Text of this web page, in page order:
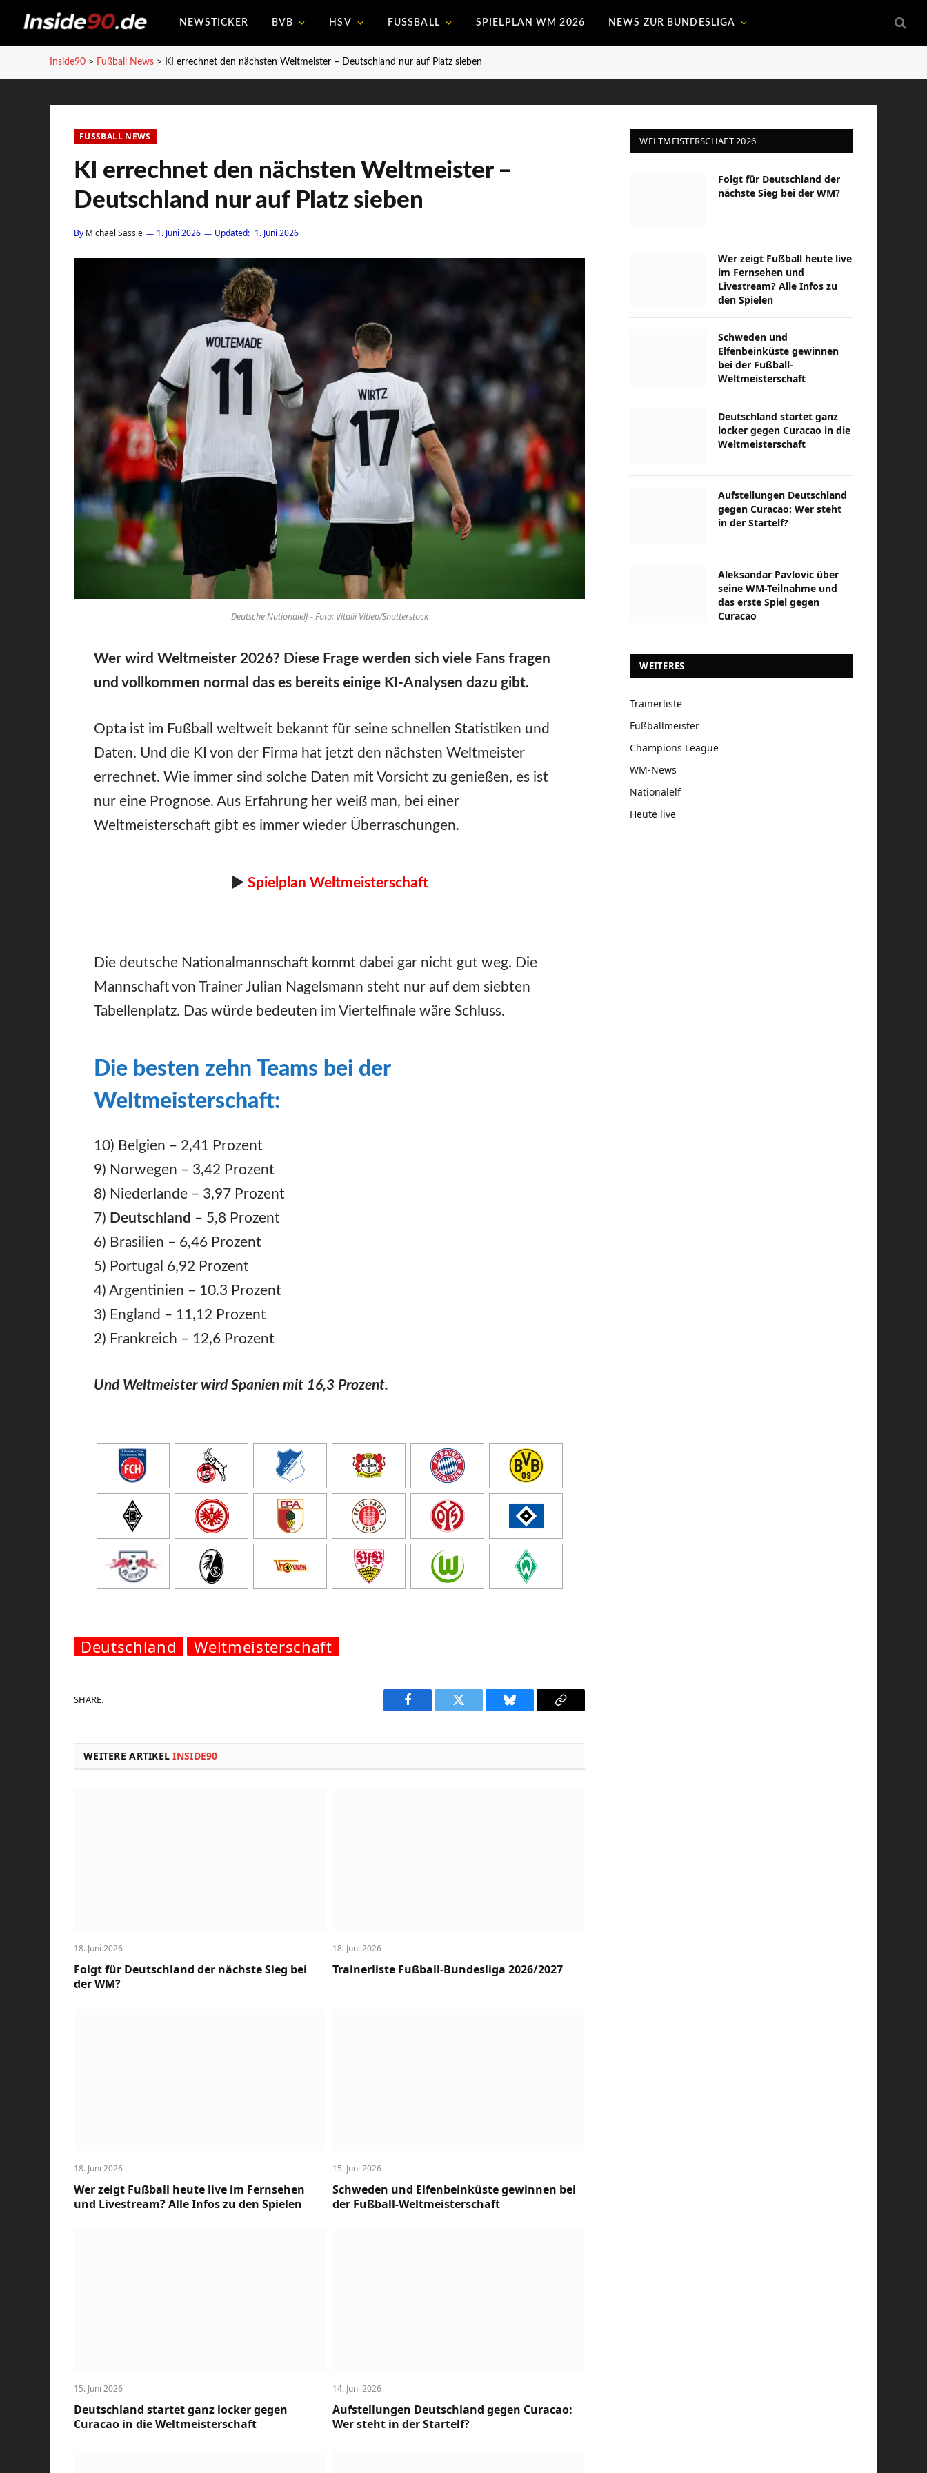
NEWSTICKER BVB HSV FUSSBALL SPIELPLAN WM 2026 NEWS ZUR BUNDESLIGA
Inside90 > Fußball News > KI errechnet den nächsten Weltmeister – Deutschland nur auf Platz sieben
FUSSBALL NEWS
KI errechnet den nächsten Weltmeister –
Deutschland nur auf Platz sieben
By Michael Sassie 1. Juni 2026 Updated: 1. Juni 2026
Deutsche Nationalelf - Foto: Vitalii Vitleo/Shutterstock
Wer wird Weltmeister 2026? Diese Frage werden sich viele Fans fragen
und vollkommen normal das es bereits einige KI-Analysen dazu gibt.
Opta ist im Fußball weltweit bekannt für seine schnellen Statistiken und
Daten. Und die KI von der Firma hat jetzt den nächsten Weltmeister
errechnet. Wie immer sind solche Daten mit Vorsicht zu genießen, es ist
nur eine Prognose. Aus Erfahrung her weiß man, bei einer
Weltmeisterschaft gibt es immer wieder Überraschungen.
► Spielplan Weltmeisterschaft
Die deutsche Nationalmannschaft kommt dabei gar nicht gut weg. Die
Mannschaft von Trainer Julian Nagelsmann steht nur auf dem siebten
Tabellenplatz. Das würde bedeuten im Viertelfinale wäre Schluss.
Die besten zehn Teams bei der
Weltmeisterschaft:
10) Belgien – 2,41 Prozent
9) Norwegen – 3,42 Prozent
8) Niederlande – 3,97 Prozent
7) Deutschland – 5,8 Prozent
6) Brasilien – 6,46 Prozent
5) Portugal 6,92 Prozent
4) Argentinien – 10.3 Prozent
3) England – 11,12 Prozent
2) Frankreich – 12,6 Prozent
Und Weltmeister wird Spanien mit 16,3 Prozent.
Deutschland Weltmeisterschaft
SHARE.
Facebook Twitter Bluesky
Copy
WEITERE ARTIKELINSIDE90
18. Juni 2026
Folgt für Deutschland der nächste Sieg bei
der WM?
18. Juni 2026
Trainerliste Fußball-Bundesliga 2026/2027
18. Juni 2026
Wer zeigt Fußball heute live im Fernsehen
und Livestream? Alle Infos zu den Spielen
15. Juni 2026
Schweden und Elfenbeinküste gewinnen bei
der Fußball-Weltmeisterschaft
15. Juni 2026
Deutschland startet ganz locker gegen
Curacao in die Weltmeisterschaft
14. Juni 2026
Aufstellungen Deutschland gegen Curacao:
Wer steht in der Startelf?
WELTMEISTERSCHAFT 2026
Folgt für Deutschland der
nächste Sieg bei der WM?
Wer zeigt Fußball heute live
im Fernsehen und
Livestream? Alle Infos zu
den Spielen
Schweden und
Elfenbeinküste gewinnen
bei der Fußball-
Weltmeisterschaft
Deutschland startet ganz
locker gegen Curacao in die
Weltmeisterschaft
Aufstellungen Deutschland
gegen Curacao: Wer steht
in der Startelf?
Aleksandar Pavlovic über
seine WM-Teilnahme und
das erste Spiel gegen
Curacao
WEITERES
Trainerliste
Fußballmeister
Champions League
WM-News
Nationalelf
Heute live